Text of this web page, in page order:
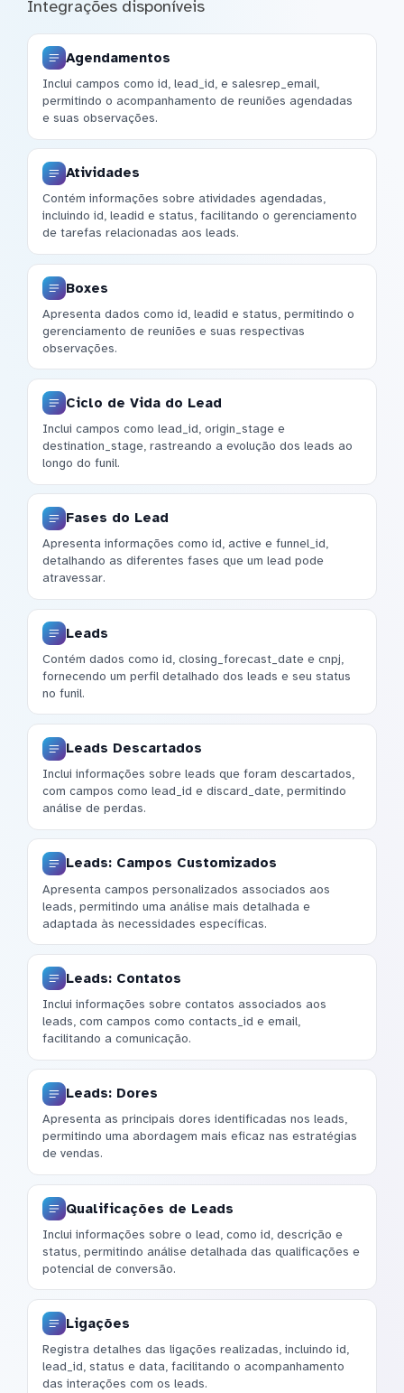
Integrações disponíveis
Agendamentos
Inclui campos como id, lead_id, e salesrep_email,
permitindo o acompanhamento de reuniões agendadas
e suas observações.
Atividades
Contém informações sobre atividades agendadas,
incluindo id, leadid e status, facilitando o gerenciamento
de tarefas relacionadas aos leads.
Boxes
Apresenta dados como id, leadid e status, permitindo o
gerenciamento de reuniões e suas respectivas
observações.
Ciclo de Vida do Lead
Inclui campos como lead_id, origin_stage e
destination_stage, rastreando a evolução dos leads ao
longo do funil.
Fases do Lead
Apresenta informações como id, active e funnel_id,
detalhando as diferentes fases que um lead pode
atravessar.
Leads
Contém dados como id, closing_forecast_date e cnpj,
fornecendo um perfil detalhado dos leads e seu status
no funil.
Leads Descartados
Inclui informações sobre leads que foram descartados,
com campos como lead_id e discard_date, permitindo
análise de perdas.
Leads: Campos Customizados
Apresenta campos personalizados associados aos
leads, permitindo uma análise mais detalhada e
adaptada às necessidades específicas.
Leads: Contatos
Inclui informações sobre contatos associados aos
leads, com campos como contacts_id e email,
facilitando a comunicação.
Leads: Dores
Apresenta as principais dores identificadas nos leads,
permitindo uma abordagem mais eficaz nas estratégias
de vendas.
Qualificações de Leads
Inclui informações sobre o lead, como id, descrição e
status, permitindo análise detalhada das qualificações e
potencial de conversão.
Ligações
Registra detalhes das ligações realizadas, incluindo id,
lead_id, status e data, facilitando o acompanhamento
das interações com os leads.